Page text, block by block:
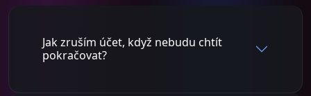
Jak zruším účet, když nebudu chtít
pokračovat?